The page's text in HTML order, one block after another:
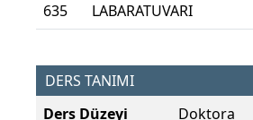
635
LABARATUVARI
DERS TANIMI
Ders Düzeyi
Doktora